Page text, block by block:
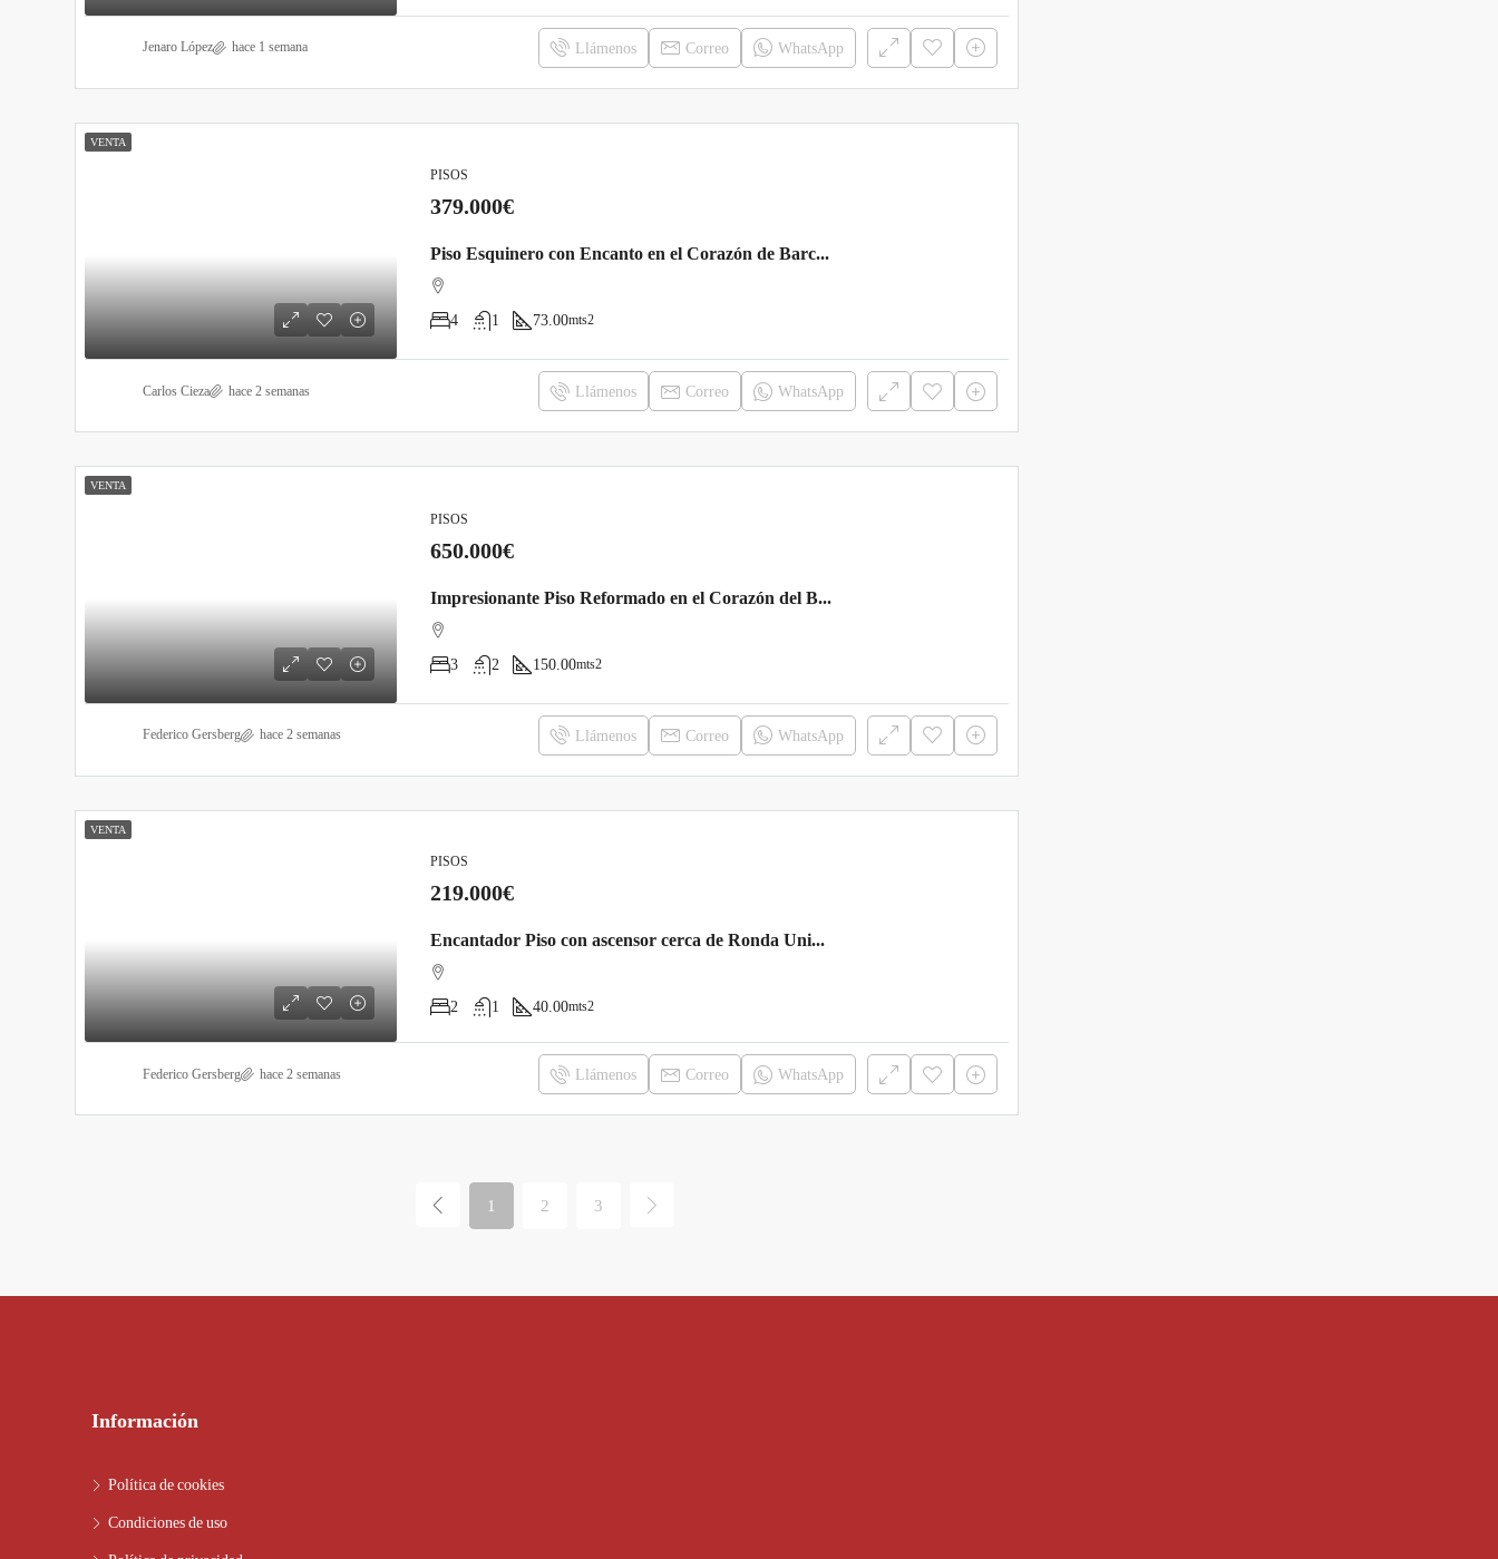
Jenaro López hace 1 semana Llámenos Correo WhatsApp
VENTA
PISOS
379.000€
Piso Esquinero con Encanto en el Corazón de Barcelona – ¡Listo para Entrar a Vivir!
4 1 73.00mts2
Carlos Cieza hace 2 semanas Llámenos Correo WhatsApp
VENTA
PISOS
650.000€
Impresionante Piso Reformado en el Corazón del Born
3 2 150.00mts2
Federico Gersberg hace 2 semanas Llámenos Correo WhatsApp
VENTA
PISOS
219.000€
Encantador Piso con ascensor cerca de Ronda Universidad, Barcelona.
2 1 40.00mts2
Federico Gersberg hace 2 semanas Llámenos Correo WhatsApp
1 2 3
Información
Política de cookies
Condiciones de uso